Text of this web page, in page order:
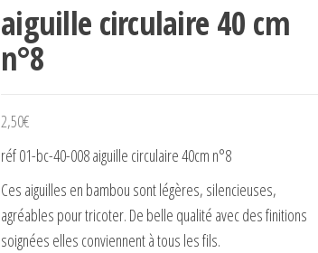
aiguille circulaire 40 cm
n°8
2,50€
réf 01-bc-40-008 aiguille circulaire 40cm n°8
Ces aiguilles en bambou sont légères, silencieuses,
agréables pour tricoter. De belle qualité avec des finitions
soignées elles conviennent à tous les fils.